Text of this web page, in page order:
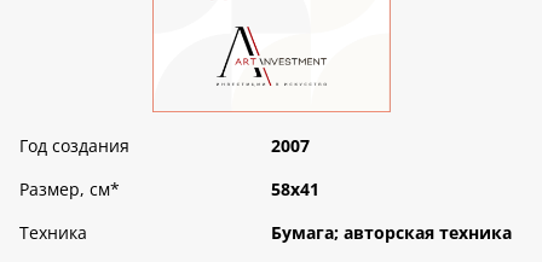
Год создания
2007
Размер, см*
58х41
Техника
Бумага; авторская техника